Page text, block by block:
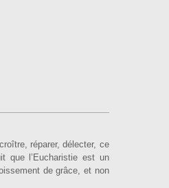
réparer, délecter, ce
que l’Eucharistie est un
de grâce, et non